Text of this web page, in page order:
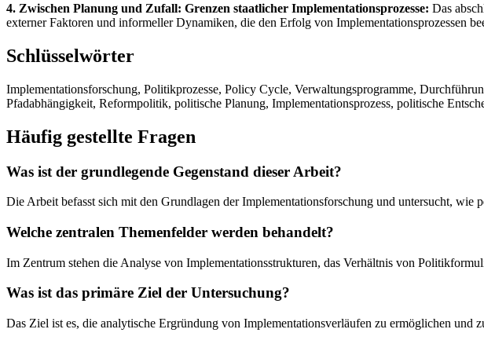
4. Zwischen Planung und Zufall: Grenzen staatlicher Implementationsprozesse: Das
externer Faktoren und informeller Dynamiken, die den Erfolg von Implementationsprozessen
Schlüsselwörter
Implementationsforschung, Politikprozesse, Policy Cycle, Verwaltungsprogramme,
Pfadabhängigkeit, Reformpolitik, politische Planung, Implementationsprozess, politische
Häufig gestellte Fragen
Was ist der grundlegende Gegenstand dieser Arbeit?
Die Arbeit befasst sich mit den Grundlagen der Implementationsforschung und untersucht, wie
Welche zentralen Themenfelder werden behandelt?
Im Zentrum stehen die Analyse von Implementationsstrukturen, das Verhältnis von
Was ist das primäre Ziel der Untersuchung?
Das Ziel ist es, die analytische Ergründung von Implementationsverläufen zu ermöglichen